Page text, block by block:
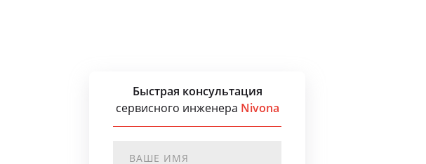
Быстрая консультация
сервисного инженера Nivona